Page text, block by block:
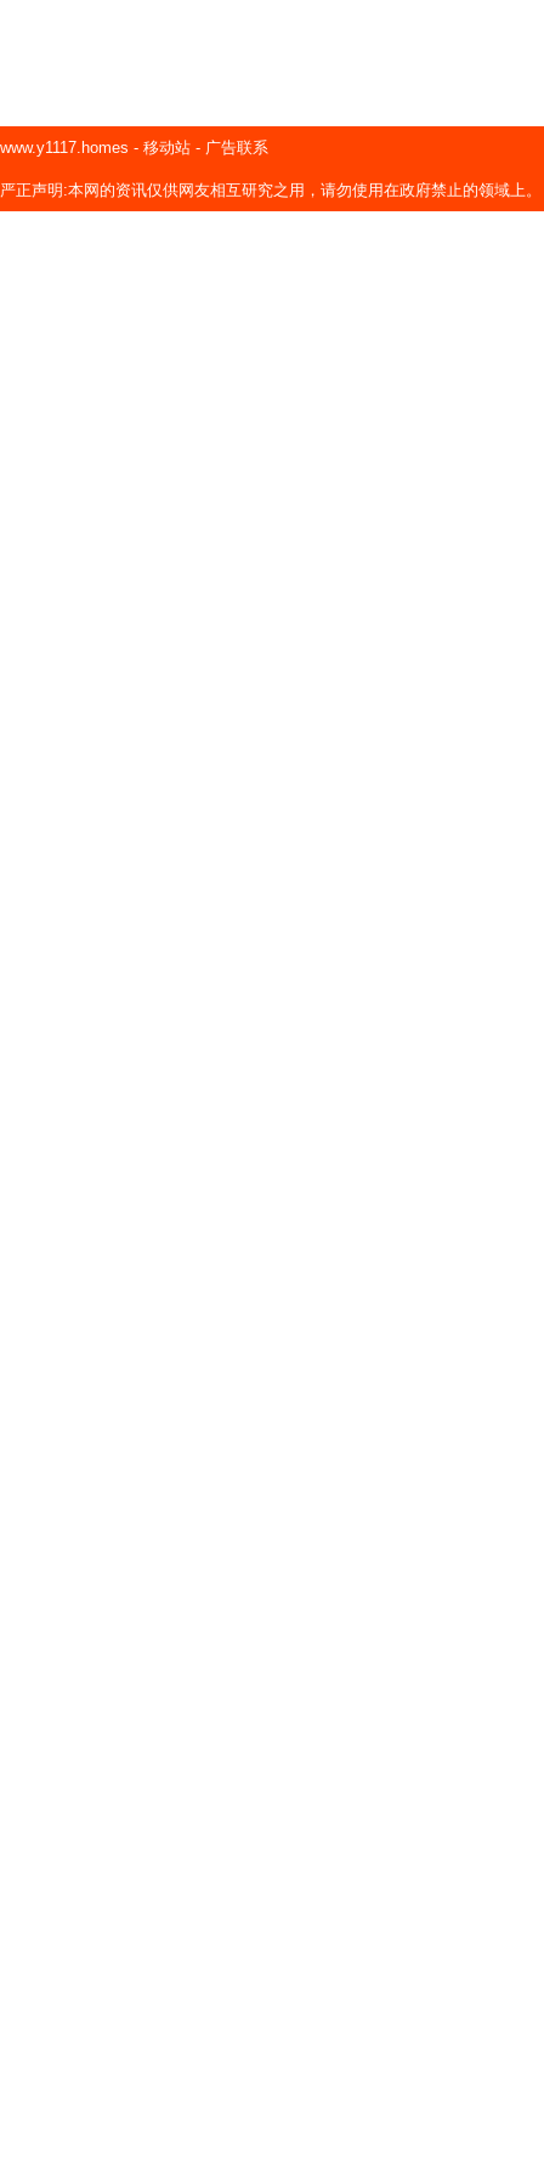
www.y1117.homes - 移动站 - 广告联系
严正声明:本网的资讯仅供网友相互研究之用，请勿使用在政府禁止的领域上。